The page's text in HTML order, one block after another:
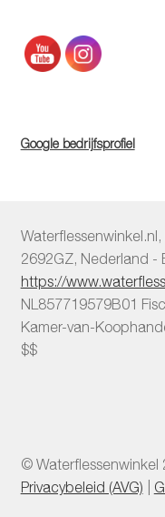
Google bedrijfsprofiel
Waterflessenwinkel.nl,
2692GZ, Nederland -
https://
NL857719579B01
Kamer-van-
$$
© Waterflessenwinkel
Privacybeleid (AVG)